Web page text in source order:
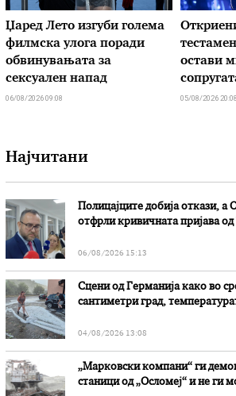
Џаред Лето изгуби голема
филмска улога поради
обвинувањата за
сексуален напад
06/08/2026 09:08
остави
05/08/2026 20:08
Најчитани
Полицајците добија откази, а
отфрли кривичната пријава
06/08/2026 15:13
Сцени од Германија како во
сантиметри град,
04/08/2026 13:08
„Марковски компани“ ги
станици од „Осломеј“ и не ги